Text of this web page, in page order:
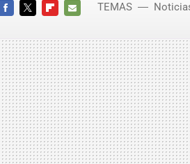
MAIL
TEMAS